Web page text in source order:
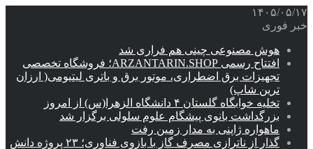
۱۴۰۵/۰۵/۱۷
خبر فوری
هوش مصنوعی چینی هم فراری شد
افتتاح رسمی ARZANTARIN.SHOP؛ فروشگاه تخصصی
تجهیزات برق اضطراری، موتور برق و باتری لیتیومی( ارزان
ترین شاپ)
تخلیه خوابگاه گلستان ۴ دانشگاه الزهرا(س) از امروز
بزرگداشت بانوی پیشگام علوم سلولی برگزار شد
ماهواره ژاپنی به مدار زمین رفت
گذار از ناترازی مصرف گاز با بازوی فناوری؛ ۲۳ پروژه دانش